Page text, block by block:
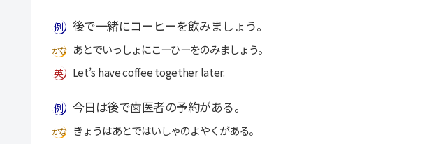
後で一緒にコーヒーを飲みましょう。
あとでいっしょにこーひーをのみましょう。
Let’s have coffee together later.
今日は後で歯医者の予約がある。
きょうはあとではいしゃのよやくがある。